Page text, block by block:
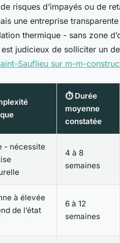
risques d’impayés ou de
une entreprise
thermique - sans zone
judicieux de solliciter un
Sauflieu sur m-m-
⏱️ Durée
moyenne
constatée
- nécessite
4 à 8
semaines
à élevée
de l’état
6 à 12
semaines